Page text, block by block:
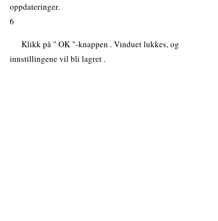
oppdateringer.
6
Klikk på " OK "-knappen . Vinduet lukkes, og
innstillingene vil bli lagret .